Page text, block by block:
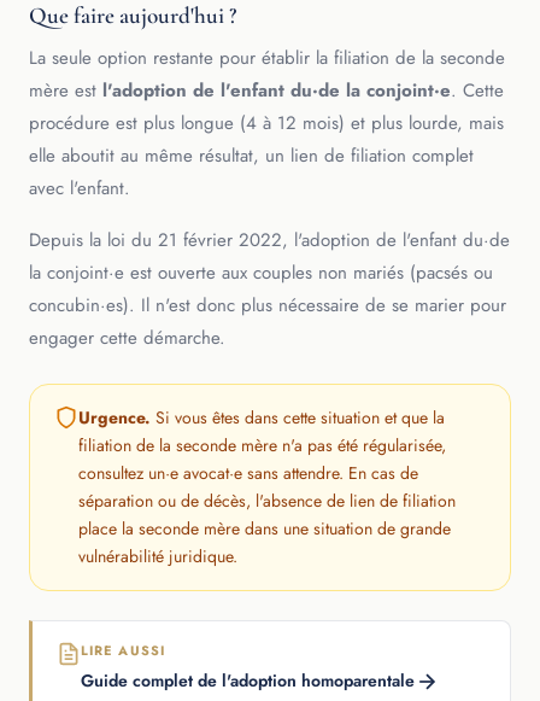
Que faire aujourd'hui ?
La seule option restante pour établir la filiation de la seconde
mère est l'adoption de l'enfant du·de la conjoint·e. Cette
procédure est plus longue (4 à 12 mois) et plus lourde, mais
elle aboutit au même résultat, un lien de filiation complet
avec l'enfant.
Depuis la loi du 21 février 2022, l'adoption de l'enfant du·de
la conjoint·e est ouverte aux couples non mariés (pacsés ou
concubin·es). Il n'est donc plus nécessaire de se marier pour
engager cette démarche.
Urgence. Si vous êtes dans cette situation et que la
filiation de la seconde mère n'a pas été régularisée,
consultez un·e avocat·e sans attendre. En cas de
séparation ou de décès, l'absence de lien de filiation
place la seconde mère dans une situation de grande
vulnérabilité juridique.
LIRE AUSSI
Guide complet de l'adoption homoparentale